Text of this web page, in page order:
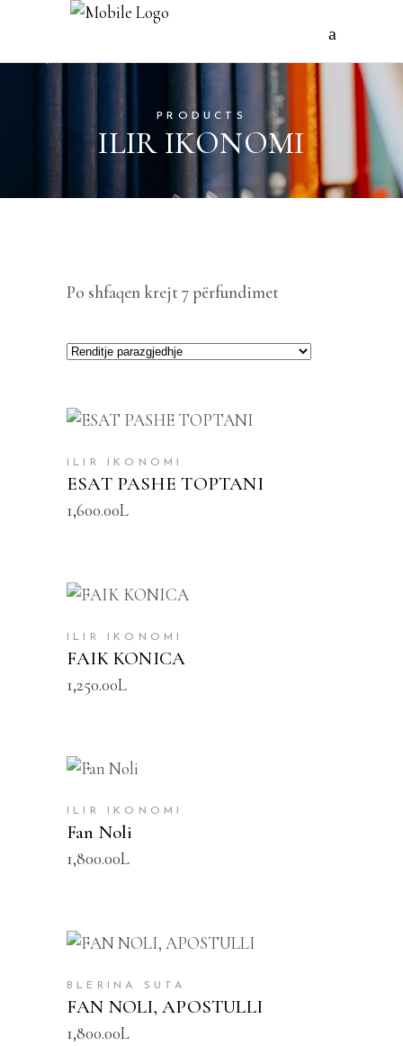
PRODUCTS
ILIR IKONOMI
Po shfaqen krejt 7 përfundimet
ILIR IKONOMI
ESAT PASHE TOPTANI
1,600.00L
ILIR IKONOMI
FAIK KONICA
1,250.00L
ILIR IKONOMI
Fan Noli
1,800.00L
SHTOJE NË SHPORTË
BLERINA SUTA
FAN NOLI, APOSTULLI
1,800.00L